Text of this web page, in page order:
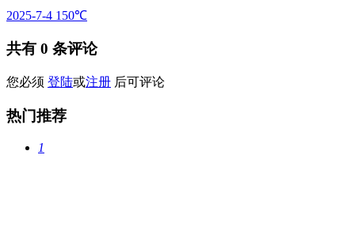
2025-7-4 150℃
共有 0 条评论
您必须 登陆或注册 后可评论
热门推荐
1